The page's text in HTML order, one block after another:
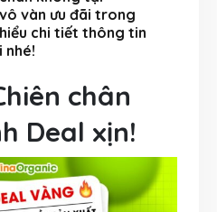
vàn ưu đãi trong
chi tiết thông tin
nhé!
chân
Deal xịn!